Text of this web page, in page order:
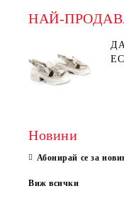
НАЙ-
Новини
Абонирай се за
Виж всички